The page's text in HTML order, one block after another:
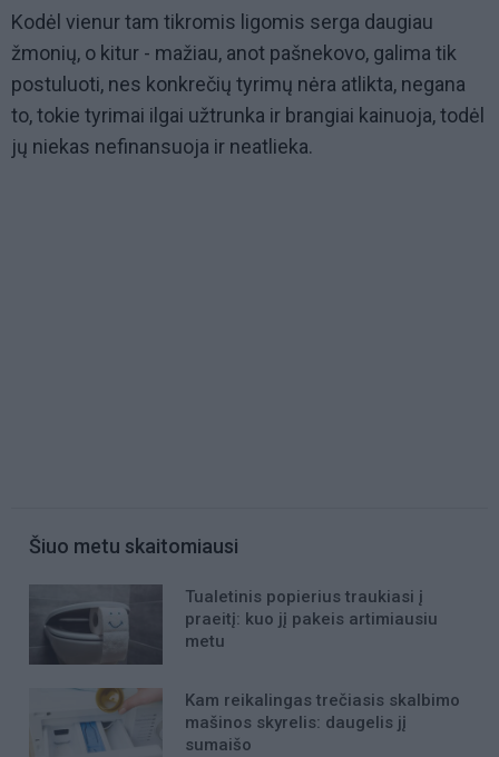
Kodėl vienur tam tikromis ligomis serga daugiau
žmonių, o kitur - mažiau, anot pašnekovo, galima tik
postuluoti, nes konkrečių tyrimų nėra atlikta, negana
to, tokie tyrimai ilgai užtrunka ir brangiai kainuoja, todėl
jų niekas nefinansuoja ir neatlieka.
Šiuo metu skaitomiausi
Tualetinis popierius traukiasi į
praeitį: kuo jį pakeis artimiausiu
metu
Kam reikalingas trečiasis skalbimo
mašinos skyrelis: daugelis jį
sumaišo